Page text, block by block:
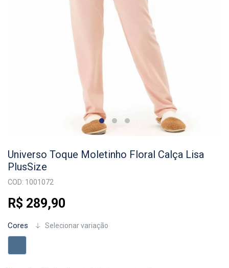
Universo Toque Moletinho Floral Calça Lisa
PlusSize
COD: 1001072
R$ 289,90
Cores Selecionar variação